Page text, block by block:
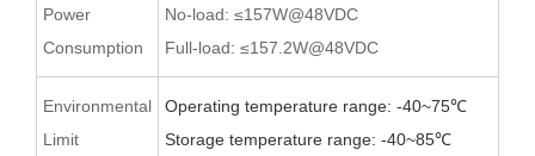
Power
Consumption
No-load: ≤157W@48VDC
Full-load: ≤157.2W@48VDC
Environmental
Limit
Operating temperature range: -40~75℃
Storage temperature range: -40~85℃